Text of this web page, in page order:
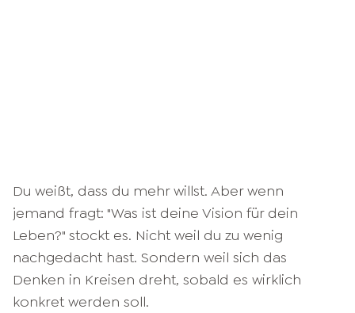
Du weißt, dass du mehr willst. Aber wenn
jemand fragt: "Was ist deine Vision für dein
Leben?" stockt es. Nicht weil du zu wenig
nachgedacht hast. Sondern weil sich das
Denken in Kreisen dreht, sobald es wirklich
konkret werden soll.